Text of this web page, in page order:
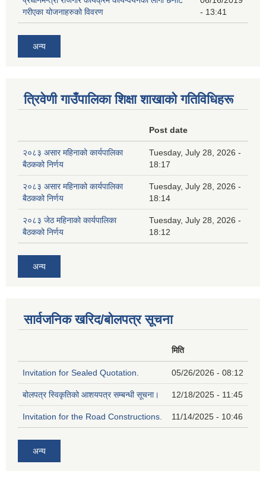
गरीएका योजनाहरुको विवरण
- 13:41
अन्य
त्रिवेणी गाउँपालिका शिक्षा शाखाकाे गतिविधिहरू
Post date
२०८३ असार महिनाको कार्यपालिका
बैठकको निर्णय
Tuesday, July 28, 2026 -
18:17
२०८३ असार महिनाको कार्यपालिका
बैठकको निर्णय
Tuesday, July 28, 2026 -
18:14
२०८३ जेठ महिनाको कार्यपालिका
बैठकको निर्णय
Tuesday, July 28, 2026 -
18:12
अन्य
सार्वजनिक खरिद/बोलपत्र सूचना
मिति
Invitation for Sealed Quotation. 05/26/2026 - 08:12
बोलपत्र स्विकृतिको आशयपत्र सम्बन्धी सूचना। 12/18/2025 - 11:45
Invitation for the Road Constructions. 11/14/2025 - 10:46
अन्य